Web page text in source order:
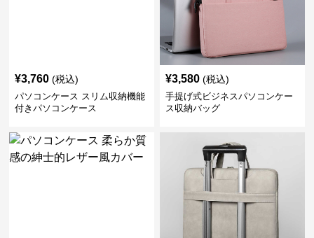
¥3,760 (税込)
パソコンケース スリム収納機能
付きパソコンケース
¥3,580 (税込)
手提げ式ビジネスパソコンケー
ス収納バッグ